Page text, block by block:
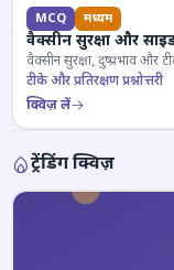
MCQ मध्यम
वैक्सीन सुरक्षा और
वैक्सीन सुरक्षा, दुष्प्रभाव और
टीके और प्रतिरक्षण प्रश्नोत्तरी
क्विज़ लें
ट्रेंडिंग क्विज़